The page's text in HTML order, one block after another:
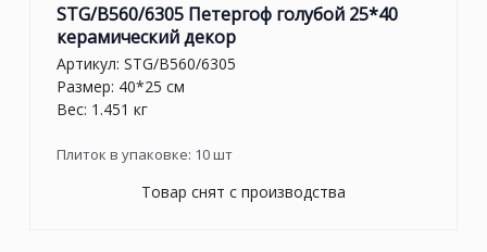
STG/B560/6305 Петергоф голубой 25*40
керамический декор
Артикул: STG/B560/6305
Размер: 40*25 см
Вес: 1.451 кг
Плиток в упаковке: 10шт
Товар снят с производства